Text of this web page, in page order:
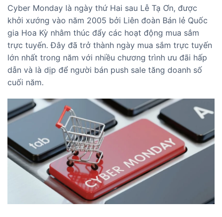
Cyber Monday là ngày thứ Hai sau Lễ Tạ Ơn, được
khởi xướng vào năm 2005 bởi Liên đoàn Bán lẻ Quốc
gia Hoa Kỳ nhằm thúc đẩy các hoạt động mua sắm
trực tuyến. Đây đã trở thành ngày mua sắm trực tuyến
lớn nhất trong năm với nhiều chương trình ưu đãi hấp
dẫn và là dịp để người bán push sale tăng doanh số
cuối năm.